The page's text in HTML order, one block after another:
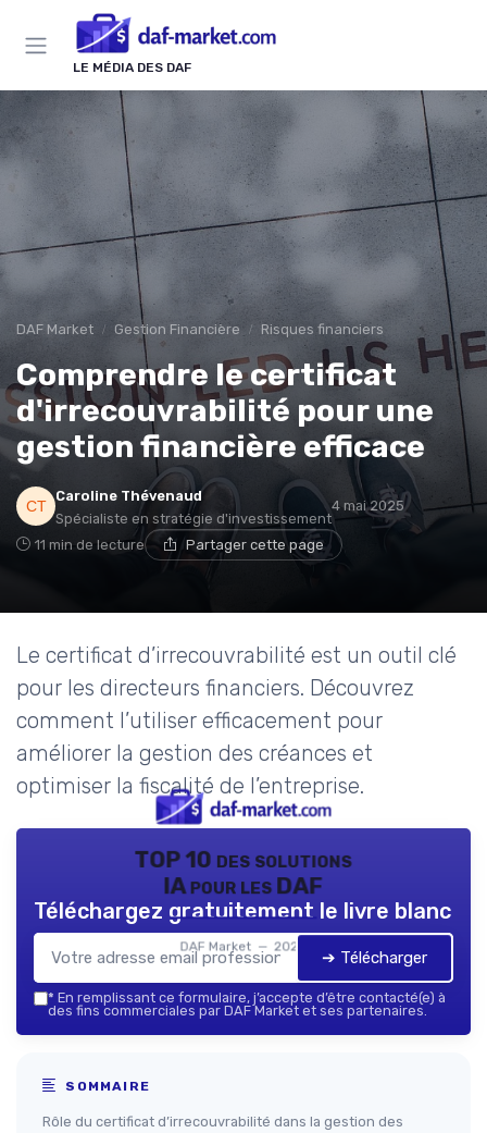
LE MÉDIA DES DAF
DAF Market Gestion Financière Risques financiers
Comprendre le certificat
d'irrecouvrabilité pour une
gestion financière efficace
Caroline Thévenaud
Spécialiste en stratégie d'investissement
4 mai 2025
11 min de lecture Partager cette page
Le certificat d’irrecouvrabilité est un outil clé
pour les directeurs financiers. Découvrez
comment l’utiliser efficacement pour
améliorer la gestion des créances et
optimiser la fiscalité de l’entreprise.
TOP 10 des solutions
IA pour les DAF
DAF Market — 2026
Téléchargez gratuitement le livre blanc
➔ Télécharger
* En remplissant ce formulaire, j’accepte d’être contacté(e) à
des fins commerciales par DAF Market et ses partenaires.
SOMMAIRE
Rôle du certificat d’irrecouvrabilité dans la gestion des
Panneau de gestion des cookies